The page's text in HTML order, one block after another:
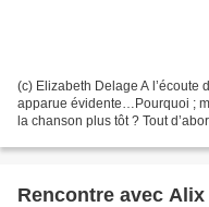
(c) Elizabeth Delage A l’écoute
apparue évidente…Pourquoi ;
la chanson plus tôt ? Tout
Rencontre avec